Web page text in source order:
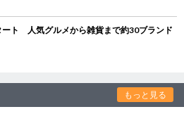
ート 人気グルメから雑貨まで約30ブランド
もっと見る